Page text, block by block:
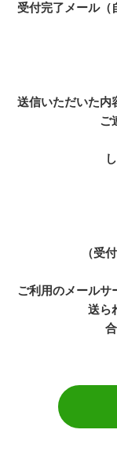
受付完了メール（
送信いただいた内
ご
（受
ご利用のメールサ
送ら